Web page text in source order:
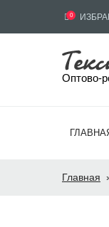
0
Оптово-
Главная